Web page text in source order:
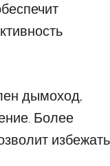
дымоход,
Более
избежать